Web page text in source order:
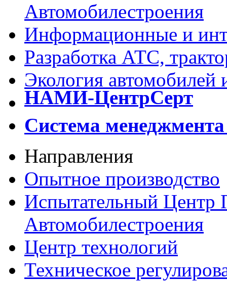
Автомобилестроения
Информационные и
Разработка АТС,
Экология автомобилей
НАМИ-ЦентрСерт
Система
Направления
Опытное производство
Испытательный Центр
Автомобилестроения
Центр технологий
Техническое